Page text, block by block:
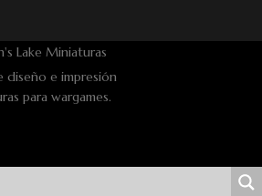
diseño e impresión
para wargames.